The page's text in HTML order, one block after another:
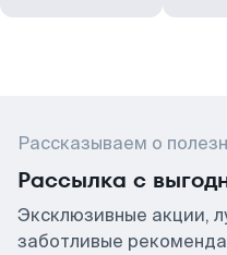
Рассказываем о
Рассылка с
Эксклюзивные акции,
заботливые